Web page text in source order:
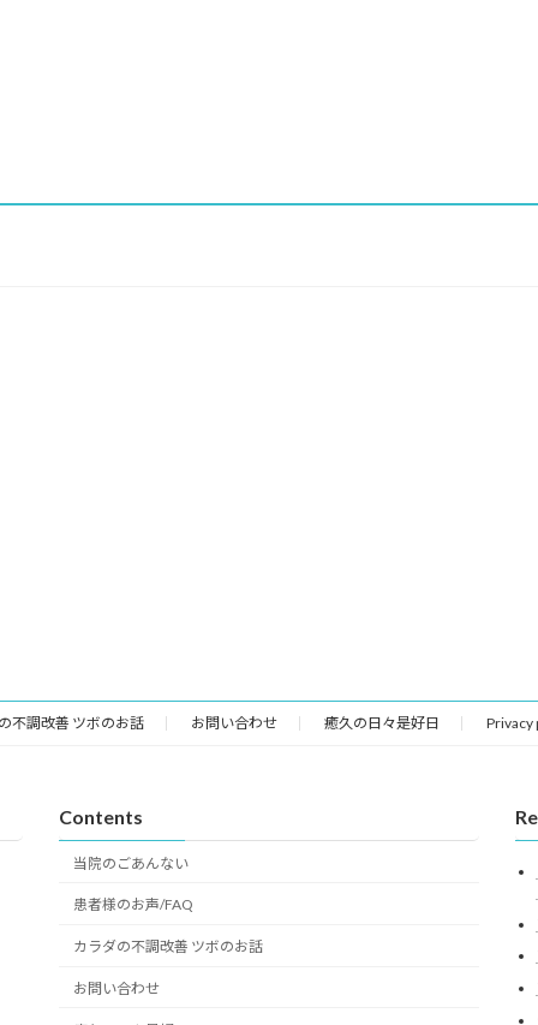
不調改善 ツボのお話 お問い合わせ 癒久の日々是好日 Privacy
Contents
当院のごあんない
患者様のお声/FAQ
カラダの不調改善 ツボのお話
お問い合わせ